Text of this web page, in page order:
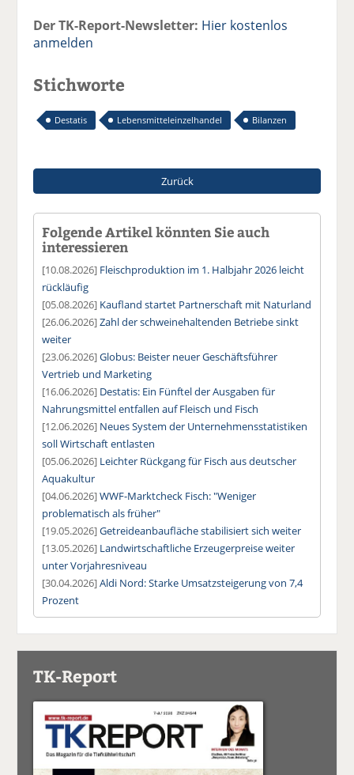
Der TK-Report-Newsletter: Hier kostenlos
anmelden
Stichworte
Destatis Lebensmitteleinzelhandel Bilanzen
Zurück
Folgende Artikel könnten Sie auch
interessieren
[10.08.2026] Fleischproduktion im 1. Halbjahr 2026 leicht
rückläufig
[05.08.2026] Kaufland startet Partnerschaft mit Naturland
[26.06.2026]Zahl der schweinehaltenden Betriebe sinkt
weiter
[23.06.2026]Globus: Beister neuer Geschäftsführer
Vertrieb und Marketing
[16.06.2026] Destatis: Ein Fünftel der Ausgaben für
Nahrungsmittel entfallen auf Fleisch und Fisch
[12.06.2026] Neues System der Unternehmensstatistiken
soll Wirtschaft entlasten
[05.06.2026] Leichter Rückgang für Fisch aus deutscher
Aquakultur
[04.06.2026]WWF-Marktcheck Fisch: "Weniger
problematisch als früher"
[19.05.2026]Getreideanbaufläche stabilisiert sich weiter
[13.05.2026] Landwirtschaftliche Erzeugerpreise weiter
unter Vorjahresniveau
[30.04.2026]Aldi Nord: Starke Umsatzsteigerung von 7,4
Prozent
TK-Report